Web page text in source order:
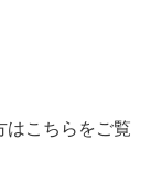
はこちらをご覧